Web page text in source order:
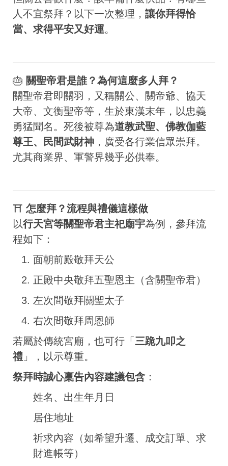
人不宜祭拜？以下一次整理， 讓你拜得恰
當、求得平安又好運。
🎂 關聖帝君是誰？為何這麼多人拜？
關聖帝君即關羽，又稱關公、關帝爺、協天
大帝、文衡聖帝等，生於東漢末年，以忠義
勇猛聞名。死後被尊為道教武聖、佛教伽藍
尊王、民間武財神 ，廣受各行業信眾崇拜。
尤其商業界、軍警界幾乎必供奉。
⛩ 怎麼拜？流程與禮儀這樣做
以行天宮等關聖帝君主祀廟宇為例，參拜流
程如下：
面朝前殿敬拜天公
正殿中央敬拜五聖恩主（含關聖帝君）
左次間敬拜關聖太子
右次間敬拜周恩師
若屬於傳統宮廟，也可行「 三跪九叩之
禮 」，以示尊重。
祭拜時誠心稟告內容建議包含 ：
姓名、出生年月日
居住地址
祈求內容（如希望升遷、成交訂單、求
財進帳等）